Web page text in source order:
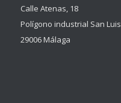
Calle Atenas, 18
Polígono industrial San Luis
29006 Málaga